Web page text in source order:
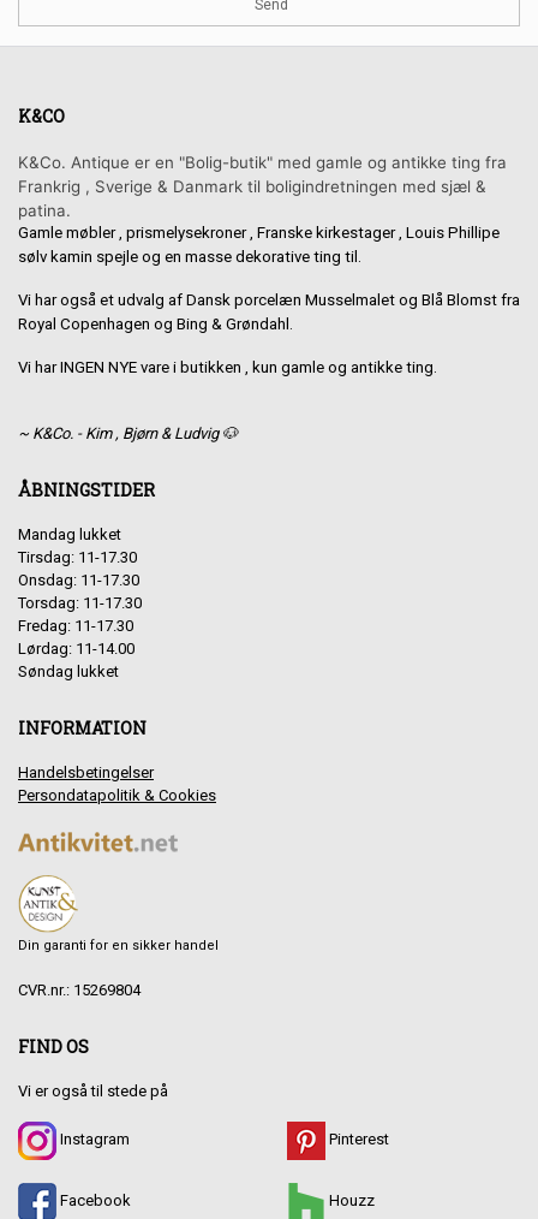
K&CO
K&Co. Antique er en "Bolig-butik" med gamle og antikke ting fra
Frankrig , Sverige & Danmark til boligindretningen med sjæl &
patina.
Gamle møbler , prismelysekroner , Franske kirkestager , Louis Phillipe
sølv kamin spejle og en masse dekorative ting til.
Vi har også et udvalg af Dansk porcelæn Musselmalet og Blå Blomst fra
Royal Copenhagen og Bing & Grøndahl.
Vi har INGEN NYE vare i butikken , kun gamle og antikke ting.
~ K&Co. - Kim , Bjørn & Ludvig 🐶
ÅBNINGSTIDER
Mandag lukket
Tirsdag: 11-17.30
Onsdag: 11-17.30
Torsdag: 11-17.30
Fredag: 11-17.30
Lørdag: 11-14.00
Søndag lukket
INFORMATION
Handelsbetingelser
Persondatapolitik & Cookies
Din garanti for en sikker handel
CVR.nr.: 15269804
FIND OS
Vi er også til stede på
Instagram
Facebook
Pinterest
Houzz